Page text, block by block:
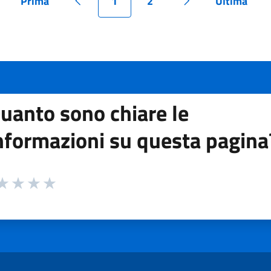
Pagina Pagina precedente
Pagina Pagina Pagina Pagina
sono chiare le
su questa
da 1 a 5 stelle la pagina